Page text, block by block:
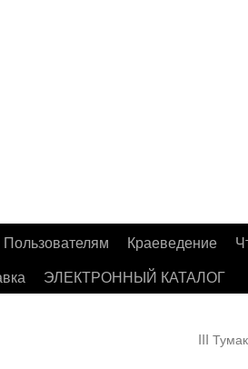
Пользователям Краеведение
ЭЛЕКТРОННЫЙ КАТАЛОГ
III